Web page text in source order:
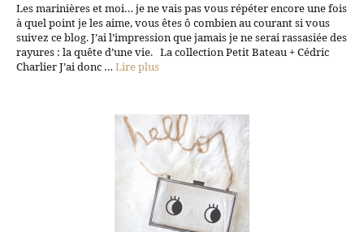
Les marinières et moi… je ne vais pas vous répéter encore une fois
à quel point je les aime, vous êtes ô combien au courant si vous
suivez ce blog. J’ai l’impression que jamais je ne serai rassasiée des
rayures : la quête d’une vie. La collection Petit Bateau + Cédric
Charlier J’ai donc … Lire plus